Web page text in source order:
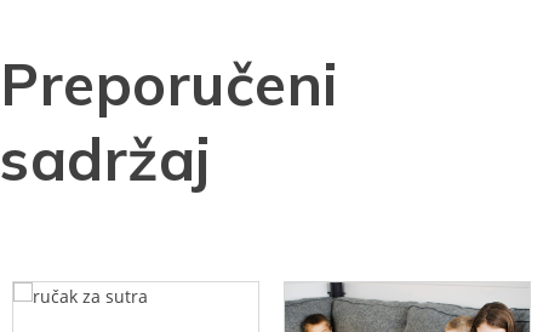
Preporučeni
sadržaj